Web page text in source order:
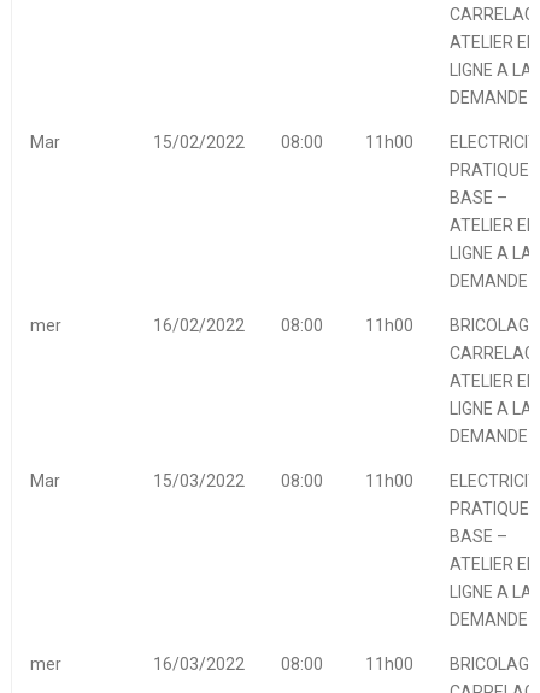
ATELIER EN
LIGNE A LA
DEMANDE
Mar 15/02/2022 08:00 11h00
PRATIQUE
BASE –
ATELIER EN
LIGNE A LA
DEMANDE
mer 16/02/2022 08:00 11h00
BRICOLAGE
ATELIER EN
LIGNE A LA
DEMANDE
Mar 15/03/2022 08:00 11h00
PRATIQUE
BASE –
ATELIER EN
LIGNE A LA
DEMANDE
mer 16/03/2022 08:00 11h00
BRICOLAGE